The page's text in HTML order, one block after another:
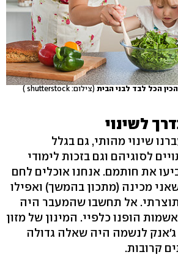
הכל לבד לבני הבית (צילום: shutterstock )
לשינוי
שינוי מהותי, גם בגלל
לסוגיהם וגם בזכות לימודי
את חותמם. אנחנו אוכלים לחם
מכינה (מתכון בהמשך) ואפילו
אל תחשבו שהמעבר היה
הופנו כלפיי. המינון של מזון
לנשמה היה שאלה גדולה
קרובות.